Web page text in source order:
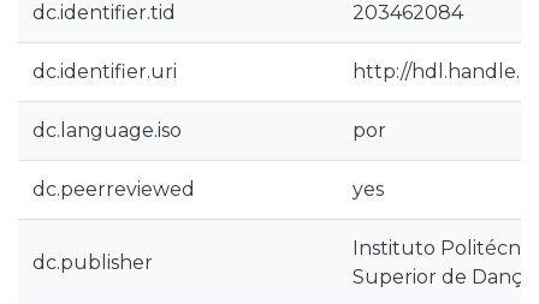
dc.identifier.tid 203462084
dc.identifier.uri http://
dc.language.iso por
dc.peerreviewed yes
dc.publisher
Instituto
Superior de Dança